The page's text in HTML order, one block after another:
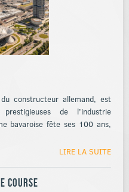
constructeur allemand, est
de l’industrie
bavaroise fête ses 100 ans,
LIRE LA SUITE
course